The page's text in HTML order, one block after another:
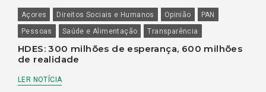
Açores Direitos Sociais e Humanos Opinião
PAN
Pessoas
Saúde e Alimentação Transparência
HDES: 300 milhões de esperança, 600 milhões
de realidade
LER NOTÍCIA